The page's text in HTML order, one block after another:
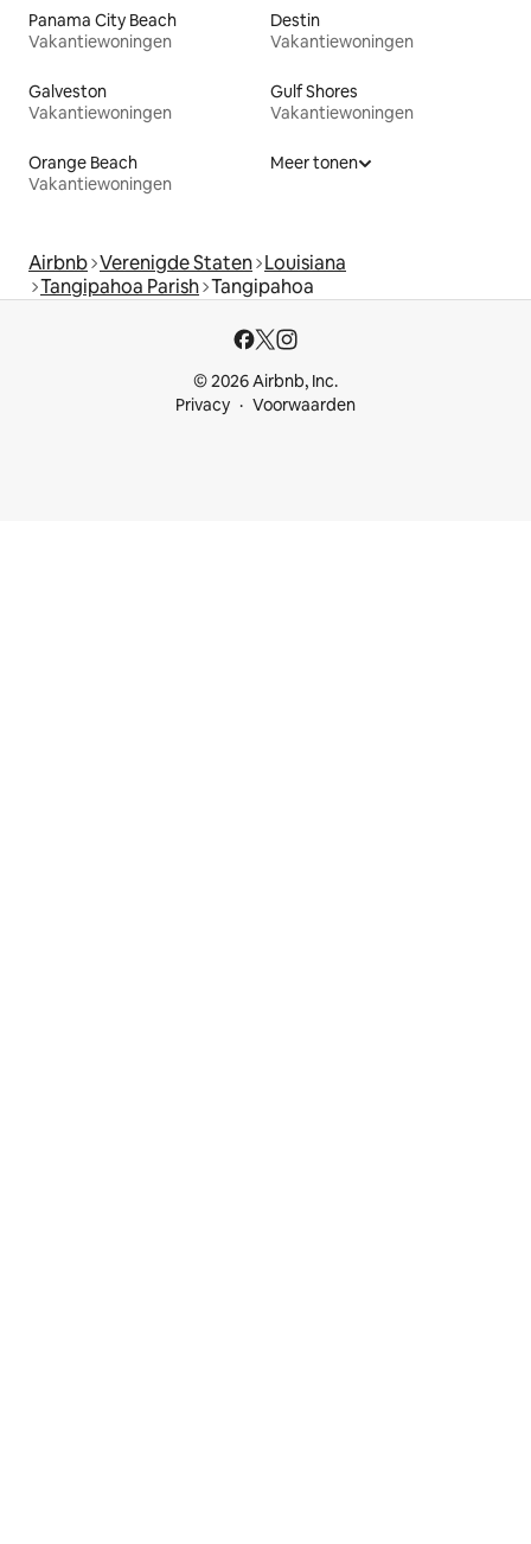
Panama City Beach
Vakantiewoningen
Destin
Vakantiewoningen
Galveston
Vakantiewoningen
Gulf Shores
Vakantiewoningen
Orange Beach
Vakantiewoningen
Meer tonen
Airbnb Verenigde Staten Louisiana
Tangipahoa Parish Tangipahoa
© 2026 Airbnb, Inc.
Privacy
Voorwaarden